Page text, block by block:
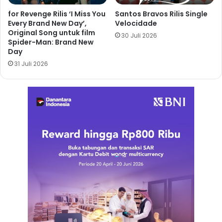
for Revenge Rilis ‘I Miss You
Every Brand New Day’,
Original Song untuk film
Spider-Man: Brand New
Day
31 Juli 2026
Santos Bravos Rilis Single
Velocidade
30 Juli 2026